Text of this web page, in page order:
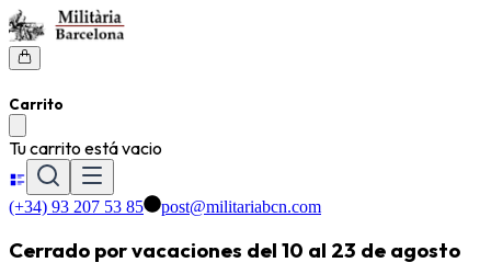
Carrito
Tu carrito está vacio
(+34) 93 207 53 85 post@militariabcn.com
Cerrado por vacaciones del 10 al 23 de agosto